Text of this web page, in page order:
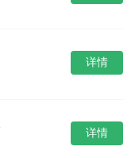
详情
详情